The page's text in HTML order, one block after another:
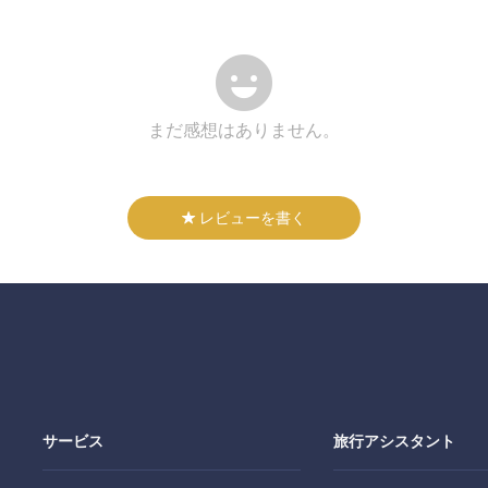
まだ感想はありません。
レビューを書く
サービス 旅行アシスタント